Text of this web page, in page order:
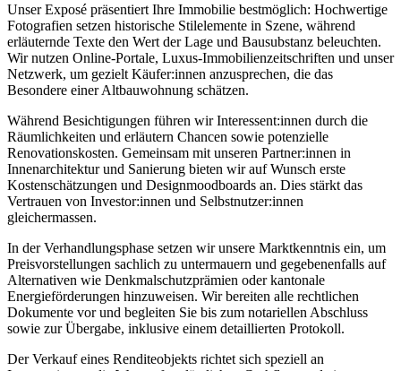
Unser Exposé präsentiert Ihre Immobilie bestmöglich: Hochwertige
Fotografien setzen historische Stilelemente in Szene, während
erläuternde Texte den Wert der Lage und Bausubstanz beleuchten.
Wir nutzen Online-Portale, Luxus-Immobilienzeitschriften und unser
Netzwerk, um gezielt Käufer:innen anzusprechen, die das
Besondere einer Altbauwohnung schätzen.
Während Besichtigungen führen wir Interessent:innen durch die
Räumlichkeiten und erläutern Chancen sowie potenzielle
Renovationskosten. Gemeinsam mit unseren Partner:innen in
Innenarchitektur und Sanierung bieten wir auf Wunsch erste
Kostenschätzungen und Designmoodboards an. Dies stärkt das
Vertrauen von Investor:innen und Selbstnutzer:innen
gleichermassen.
In der Verhandlungsphase setzen wir unsere Marktkenntnis ein, um
Preisvorstellungen sachlich zu untermauern und gegebenenfalls auf
Alternativen wie Denkmalschutzprämien oder kantonale
Energieförderungen hinzuweisen. Wir bereiten alle rechtlichen
Dokumente vor und begleiten Sie bis zum notariellen Abschluss
sowie zur Übergabe, inklusive einem detaillierten Protokoll.
Der Verkauf eines Renditeobjekts richtet sich speziell an